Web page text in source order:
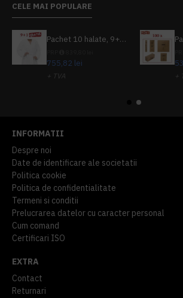
CELE MAI POPULARE
Pachet 10 halate, 9+1 gratuit
755,82 lei
+ TVA
+
INFORMATII
Despre noi
Date de identificare ale societatii
Politica cookie
Politica de confidentialitate
Termeni si conditii
Prelucrarea datelor cu caracter personal
Cum comand
Certificari ISO
EXTRA
Contact
Returnari